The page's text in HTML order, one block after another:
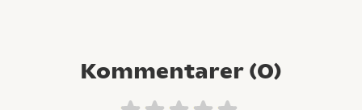
Kommentarer (0)